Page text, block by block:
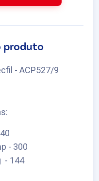
produto
- ACP527/9
- 300
- 144